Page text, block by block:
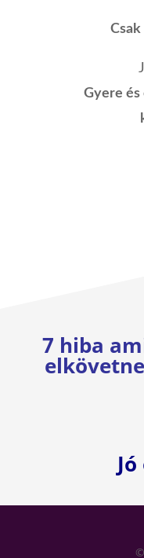
Gyere és
7 hiba